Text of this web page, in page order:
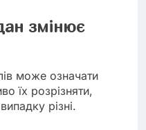
змінює
може означати
їх розрізняти,
різні.